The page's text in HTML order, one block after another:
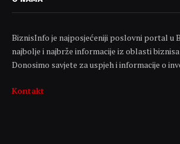
BiznisInfo je najposjećeniji poslovni portal u
najbolje i najbrže informacije iz oblasti biznisa
Donosimo savjete za uspjeh i informacije o
Kontakt